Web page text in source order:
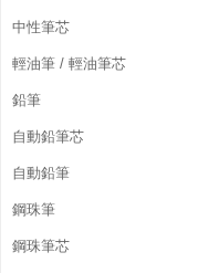
中性筆芯
輕油筆 / 輕油筆芯
鉛筆
自動鉛筆芯
自動鉛筆
鋼珠筆
鋼珠筆芯